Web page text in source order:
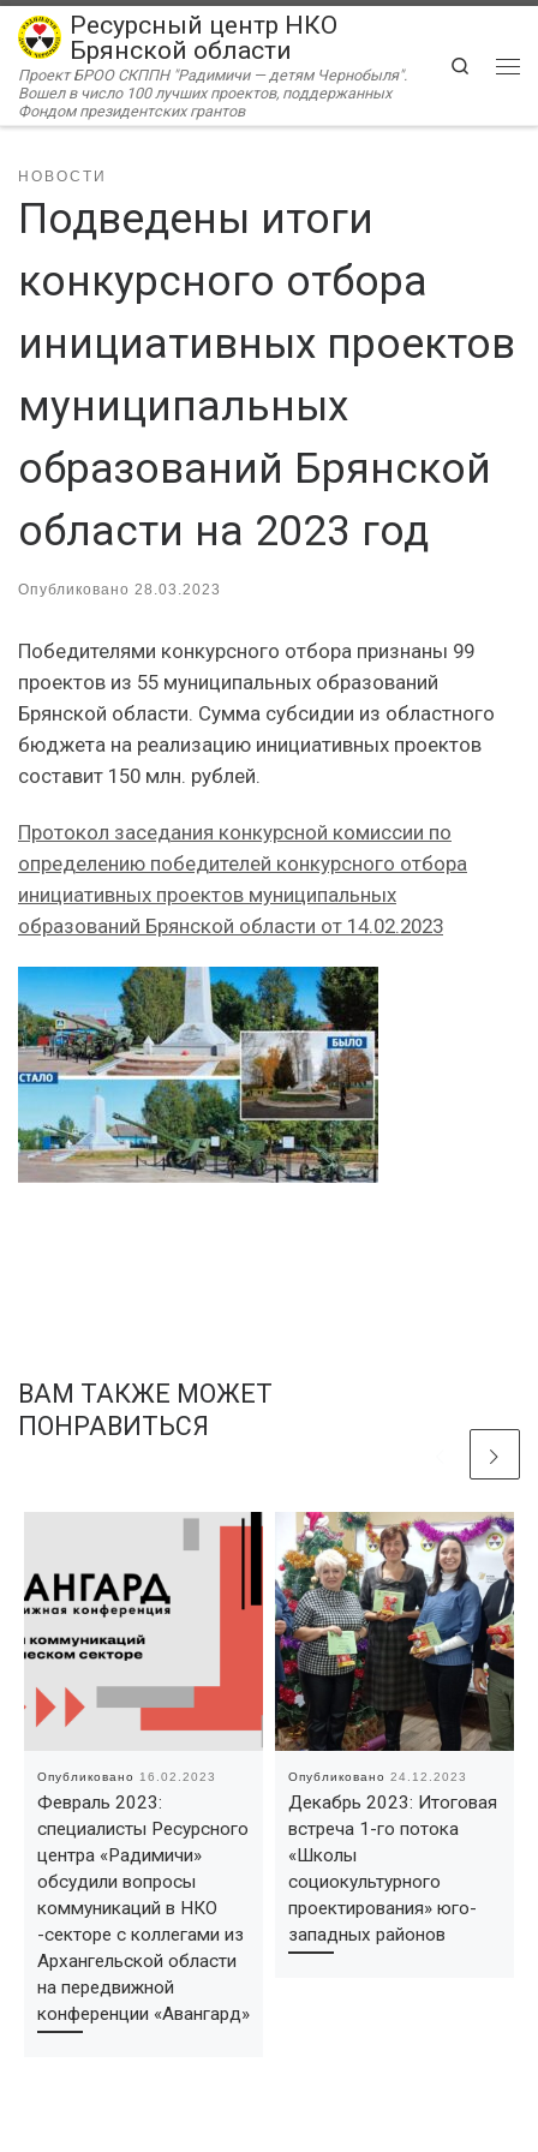
Перейти к содержимому
Ресурсный центр НКО
Брянской области
Проект БРОО СКППН "Радимичи — детям Чернобыля".
Вошел в число 100 лучших проектов, поддержанных
Фондом президентских грантов
Search
НОВОСТИ
Подведены итоги
конкурсного отбора
инициативных проектов
муниципальных
образований Брянской
области на 2023 год
Опубликовано 28.03.2023
Победителями конкурсного отбора признаны 99
проектов из 55 муниципальных образований
Брянской области. Сумма субсидии из областного
бюджета на реализацию инициативных проектов
составит 150 млн. рублей.
Протокол заседания конкурсной комиссии по
определению победителей конкурсного отбора
инициативных проектов муниципальных
образований Брянской области от 14.02.2023
ВАМ ТАКЖЕ МОЖЕТ
ПОНРАВИТЬСЯ
Опубликовано 16.02.2023
Февраль 2023:
специалисты Ресурсного
центра «Радимичи»
обсудили вопросы
коммуникаций в НКО
-секторе с коллегами из
Архангельской области
на передвижной
конференции «Авангард»
Опубликовано 24.12.2023
Декабрь 2023: Итоговая
встреча 1-го потока
«Школы
социокультурного
проектирования» юго-
западных районов